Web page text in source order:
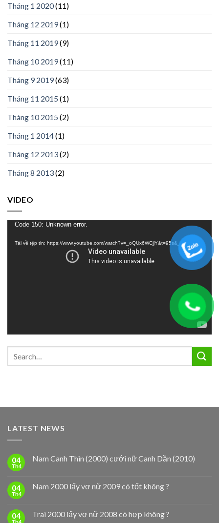
Tháng 1 2020(11)
Tháng 12 2019(1)
Tháng 11 2019(9)
Tháng 10 2019(11)
Tháng 9 2019(63)
Tháng 11 2015 (1)
Tháng 10 2015 (2)
Tháng 1 2014(1)
Tháng 12 2013(2)
Tháng 8 2013(2)
VIDEO
Trình
Code 150: Unknown error.
Tải về tệp tin: https://www.youtube.com/watch?v=_oQUx6WCjjY&t=95s&_=1
LATEST NEWS
04
Th4
Nam Canh Thìn (2000) cưới nữ Canh Dần (2010)
04
Th4
Nam 2000 lấy vợ nữ 2009 có tốt không ?
04 Trai 2000 lấy vợ nữ 2008 có hợp không ?